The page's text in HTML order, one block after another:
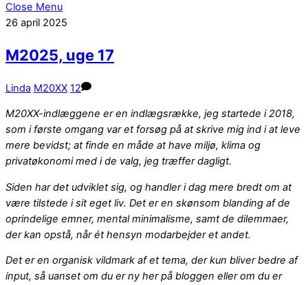
Close Menu
26 april 2025
M2025, uge 17
Linda M20XX 12
M20XX-indlæggene er en indlægsrække, jeg startede i 2018,
som i første omgang var et forsøg på at skrive mig ind i at leve
mere bevidst; at finde en måde at have miljø, klima og
privatøkonomi med i de valg, jeg træffer dagligt.
Siden har det udviklet sig, og handler i dag mere bredt om at
være tilstede i sit eget liv. Det er en skønsom blanding af de
oprindelige emner, mental minimalisme, samt de dilemmaer,
der kan opstå, når ét hensyn modarbejder et andet.
Det er en organisk vildmark af et tema, der kun bliver bedre af
input, så uanset om du er ny her på bloggen eller om du er